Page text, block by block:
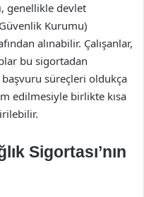
genellikle devlet
Kurumu)
alınabilir. Çalışanlar,
bu sigortadan
süreçleri oldukça
edilmesiyle birlikte kısa
Sigortası’nın